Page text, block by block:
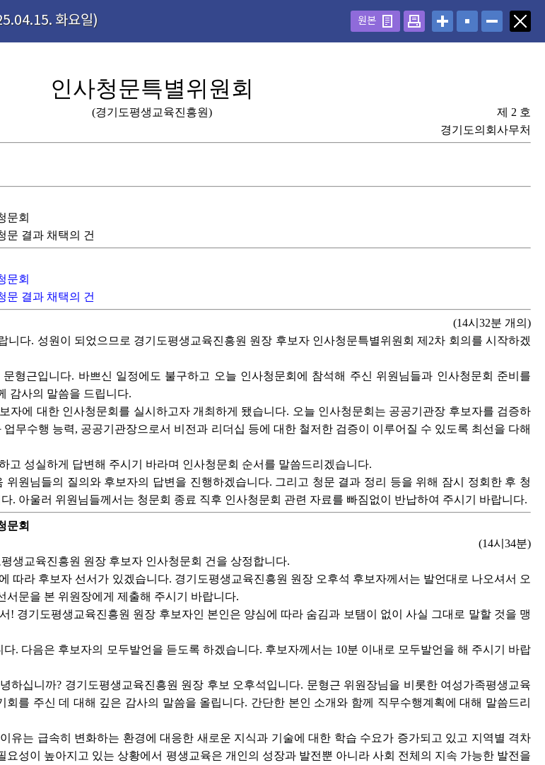
화요일) 원본
인사청문특별위원회
(경기도평생교육진흥원)
제 2 호
경기도의회사무처
문회
문 결과 채택의 건
문회
문 결과 채택의 건
(14시32분 개의)
니다. 성원이 되었으므로 경기도평생교육진흥원 원장 후보자 인사청문특별위원회 제2차 회의를 시작하겠
형근입니다. 바쁘신 일정에도 불구하고 오늘 인사청문회에 참석해 주신 위원님들과 인사청문회 준비를
감사의 말씀을 드립니다.
자에 대한 인사청문회를 실시하고자 개최하게 됐습니다. 오늘 인사청문회는 공공기관장 후보자를 검증하
무수행 능력, 공공기관장으로서 비전과 리더십 등에 대한 철저한 검증이 이루어질 수 있도록 최선을 다해
고 성실하게 답변해 주시기 바라며 인사청문회 순서를 말씀드리겠습니다.
위원님들의 질의와 후보자의 답변을 진행하겠습니다. 그리고 청문 결과 정리 등을 위해 잠시 정회한 후 청
. 아울러 위원님들께서는 청문회 종료 직후 인사청문회 관련 자료를 빠짐없이 반납하여 주시기 바랍니다.
문회
(14시34분)
생교육진흥원 원장 후보자 인사청문회 건을 상정합니다.
따라 후보자 선서가 있겠습니다. 경기도평생교육진흥원 원장 오후석 후보자께서는 발언대로 나오셔서 오
문을 본 위원장에게 제출해 주시기 바랍니다.
! 경기도평생교육진흥원 원장 후보자인 본인은 양심에 따라 숨김과 보탬이 없이 사실 그대로 말할 것을 맹
. 다음은 후보자의 모두발언을 듣도록 하겠습니다. 후보자께서는 10분 이내로 모두발언을 해 주시기 바랍
하십니까? 경기도평생교육진흥원 원장 후보 오후석입니다. 문형근 위원장님을 비롯한 여성가족평생교육
를 주신 데 대해 깊은 감사의 말씀을 올립니다. 간단한 본인 소개와 함께 직무수행계획에 대해 말씀드리
유는 급속히 변화하는 환경에 대응한 새로운 지식과 기술에 대한 학습 수요가 증가되고 있고 지역별 격차
성이 높아지고 있는 상황에서 평생교육은 개인의 성장과 발전뿐 아니라 사회 전체의 지속 가능한 발전을